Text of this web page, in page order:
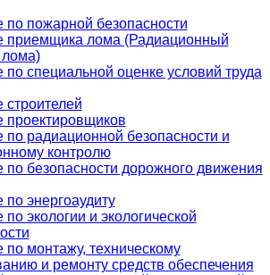
по пожарной безопасности
приемщика лома (Радиационный
лома)
по специальной оценке условий труда
проектировщиков
по радиационной безопасности и
контролю
по безопасности дорожного движения
энергоаудиту
экологии и экологической
по монтажу, техническому
и ремонту средств обеспечения